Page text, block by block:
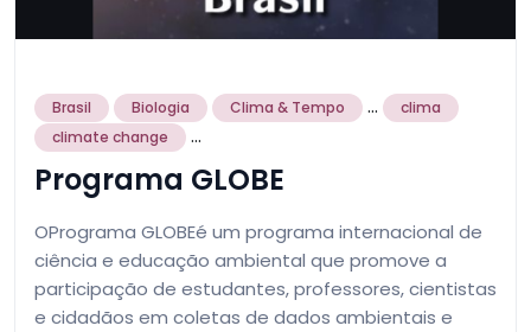
Brasil Biologia Clima & Tempo ...
clima
climate change
...
Programa GLOBE
OPrograma GLOBEé um programa internacional de
ciência e educação ambiental que promove a
participação de estudantes, professores, cientistas
e cidadãos em coletas de dados ambientais e